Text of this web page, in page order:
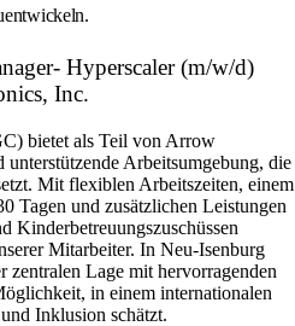
Hyperscaler (m/w/d)
Inc.
bietet als Teil von Arrow
Arbeitsumgebung, die
Mit flexiblen Arbeitszeiten, einem
Tagen und zusätzlichen Leistungen
Kinderbetreuungszuschüssen
Mitarbeiter. In Neu-Isenburg
zentralen Lage mit hervorragenden
in einem internationalen
Inklusion schätzt.